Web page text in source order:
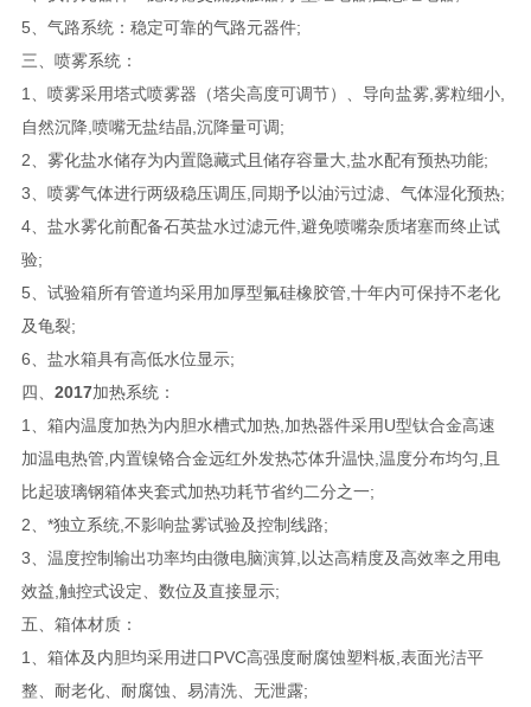
5、气路系统：稳定可靠的气路元器件;
三、喷雾系统：
1、喷雾采用塔式喷雾器（塔尖高度可调节）、导向盐雾,雾粒细小,
自然沉降,喷嘴无盐结晶,沉降量可调;
2、雾化盐水储存为内置隐藏式且储存容量大,盐水配有预热功能;
3、喷雾气体进行两级稳压调压,同期予以油污过滤、气体湿化预热;
4、盐水雾化前配备石英盐水过滤元件,避免喷嘴杂质堵塞而终止试
验;
5、试验箱所有管道均采用加厚型氟硅橡胶管,十年内可保持不老化
及龟裂;
6、盐水箱具有高低水位显示;
四、 2017加热系统：
1、箱内温度加热为内胆水槽式加热,加热器件采用U型钛合金高速
加温电热管,内置镍铬合金远红外发热芯体升温快,温度分布均匀,且
比起玻璃钢箱体夹套式加热功耗节省约二分之一;
2、*独立系统,不影响盐雾试验及控制线路;
3、温度控制输出功率均由微电脑演算,以达高精度及高效率之用电
效益,触控式设定、数位及直接显示;
五、箱体材质：
1、箱体及内胆均采用进口PVC高强度耐腐蚀塑料板,表面光洁平
整、耐老化、耐腐蚀、易清洗、无泄露;